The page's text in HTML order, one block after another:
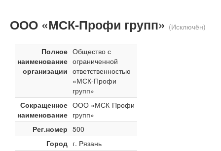
ООО «МСК-Профи групп» (Исключён)
Полное
наименование
организации
Общество с
ограниченной
ответственностью
«МСК-Профи
групп»
Сокращенное
наименование
ООО «МСК-Профи
групп»
Рег.номер 500
Город г. Рязань